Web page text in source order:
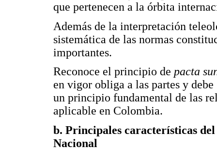
que pertenecen a la órbita
Además de la interpretación
sistemática de las normas
importantes.
Reconoce el principio de pacta
en vigor obliga a las partes y
un principio fundamental de las
aplicable en Colombia.
b. Principales características
Nacional